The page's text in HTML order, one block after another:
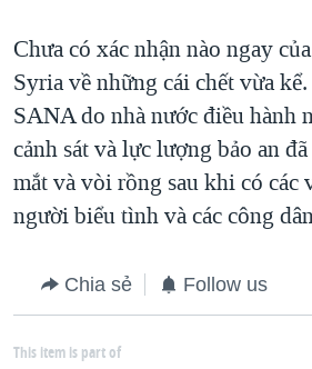
Chưa có xác nhận nào ngay
Syria về những cái chết vừa
SANA do nhà nước điều hành
cảnh sát và lực lượng bảo an
mắt và vòi rồng sau khi có các
người biểu tình và các công
Chia sẻ Follow us
This item is part of